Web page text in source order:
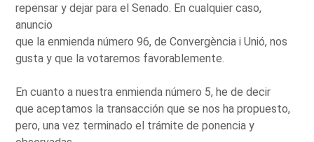
repensar y dejar para el Senado. En cualquier caso,
anuncio
que la enmienda número 96, de Convergència i Unió, nos
gusta y que la votaremos favorablemente.
En cuanto a nuestra enmienda número 5, he de decir
que aceptamos la transacción que se nos ha propuesto,
pero, una vez terminado el trámite de ponencia y